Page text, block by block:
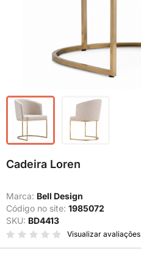
Cadeira Loren
Marca: Bell Design
Código no site: 1985072
SKU: BD4413
Visualizar avaliações